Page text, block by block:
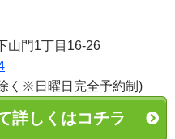
山門1丁目16-26
く※日曜日完全予約制)
詳しくはコチラ